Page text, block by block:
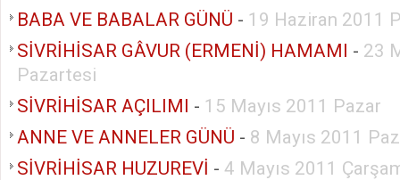
BABA VE BABALAR GÜNÜ - 19 Haziran 2011
SİVRİHİSAR GÂVUR (ERMENİ) HAMAMI - 23
Pazartesi
SİVRİHİSAR AÇILIMI - 15 Mayıs 2011 Pazar
ANNE VE ANNELER GÜNÜ - 8 Mayıs 2011
SİVRİHİSAR HUZUREVİ - 4 Mayıs 2011